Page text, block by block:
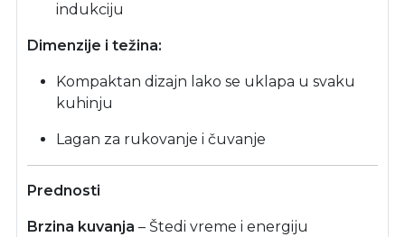
indukciju
Dimenzije i težina:
Kompaktan dizajn lako se uklapa u svaku
kuhinju
Lagan za rukovanje i čuvanje
Prednosti
Brzina kuvanja – Štedi vreme i energiju